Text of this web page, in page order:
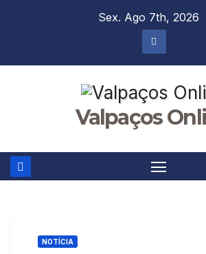
Sex. Ago 7th, 2026
Valpaços
NOTÍCIA